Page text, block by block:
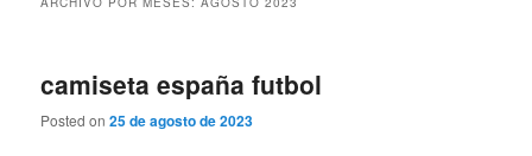
camiseta españa futbol
Posted on25 de agosto de 2023